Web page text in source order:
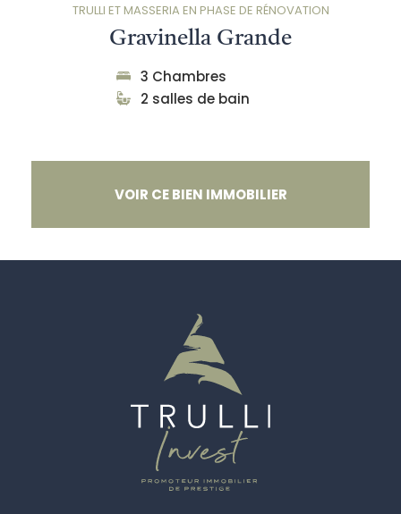
TRULLI ET MASSERIA EN PHASE DE RÉNOVATION
Gravinella Grande
3 Chambres
2 salles de bain
VOIR CE BIEN IMMOBILIER